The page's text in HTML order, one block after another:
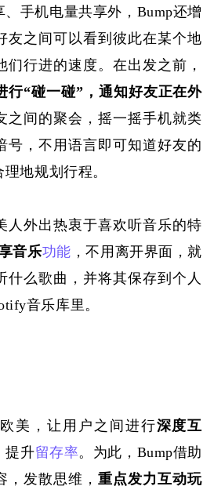
手机电量共享外， Bump还增
友之间可以看到彼此在某个地
们行进的速度。在出发之前，
行“碰一碰”，通知好友正在外
之间的聚会，摇一摇手机就类
号，不用语言即可知道好友的
地规划行程。
人外出热衷于喜欢听音乐的特
音乐功能 ，不用离开界面，就
什么歌曲，并将其保存到个人
音乐库里。
美，让用户之间进行深度互
提升留存率。为此， Bump借助
，发散思维，重点发力互动玩